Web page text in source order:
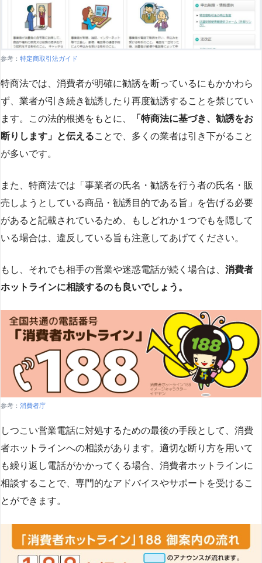
参考： 特定商取引法ガイド
特商法では、消費者が明確に勧誘を断っているにもかかわら
ず、業者が引き続き勧誘したり再度勧誘することを禁じてい
ます。この法的根拠をもとに、
「特商法に基づき、勧誘をお
断りします」と伝えることで、多くの業者は引き下がること
が多いです​​。
また、特商法では「事業者の氏名・勧誘を行う者の氏名・販
売しようとしている商品・勧誘目的である旨」を告げる必要
があると記載されているため、もしどれか１つでもを隠して
いる場合は、違反している旨も注意してあげてください。
もし、それでも相手の営業や迷惑電話が続く場合は、 消費者
ホットラインに相談するのも良いでしょう。
参考： 消費者庁
しつこい営業電話に対処するための最後の手段として、消費
者ホットラインへの相談があります。適切な断り方を用いて
も繰り返し電話がかかってくる場合、消費者ホットラインに
相談することで、専門的なアドバイスやサポートを受けるこ
とができます​​。